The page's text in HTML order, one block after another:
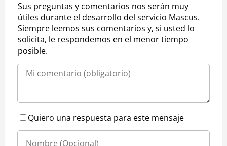
Sus preguntas y comentarios nos serán muy
útiles durante el desarrollo del servicio Mascus.
Siempre leemos sus comentarios y, si usted lo
solicita, le respondemos en el menor tiempo
posible.
Quiero una respuesta para este mensaje